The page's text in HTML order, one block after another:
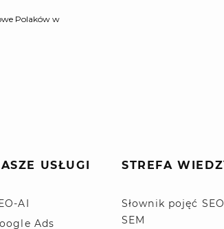
USŁUGI
AI
Ads
STREFA
Słownik pojęć
SEM